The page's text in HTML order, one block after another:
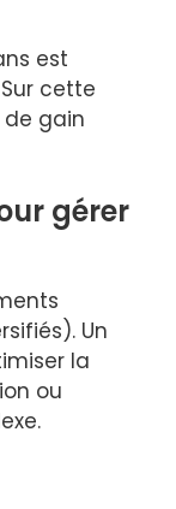
est
cette
gain
gérer
Un
la
ou